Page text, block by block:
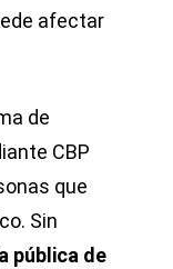
afectar
de
CBP
que
Sin
pública de